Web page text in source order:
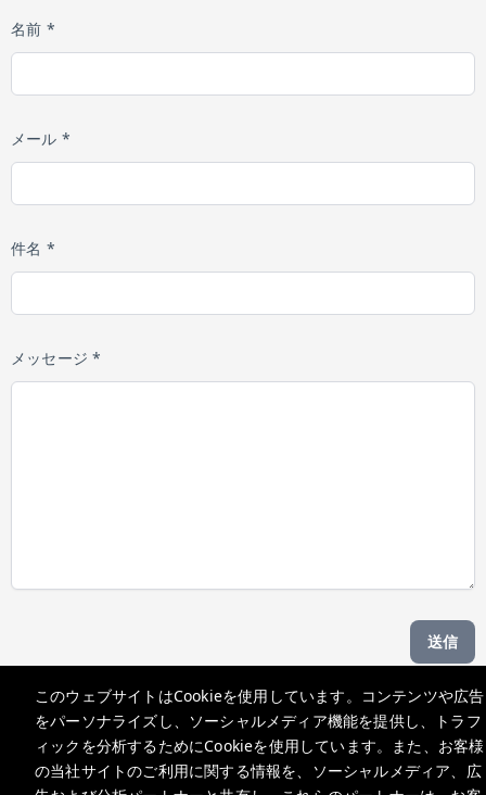
このウェブサイトはCookieを使用しています。コンテンツや広告
をパーソナライズし、ソーシャルメディア機能を提供し、トラフ
ィックを分析するためにCookieを使用しています。また、お客様
の当社サイトのご利用に関する情報を、ソーシャルメディア、広
名前 *
メール *
件名 *
メッセージ *
送信
Managed by b hotel
support@bhoteljp.com